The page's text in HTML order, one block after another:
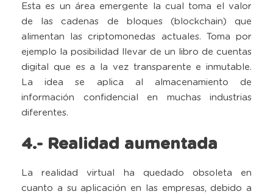
Esta es un área emergente la cual toma el valor
de las cadenas de bloques (blockchain) que
alimentan las criptomonedas actuales. Toma por
ejemplo la posibilidad llevar de un libro de cuentas
digital que es a la vez transparente e inmutable.
La idea se aplica al almacenamiento de
información confidencial en muchas industrias
diferentes.
4.- Realidad aumentada
La realidad virtual ha quedado obsoleta en
cuanto a su aplicación en las empresas, debido a